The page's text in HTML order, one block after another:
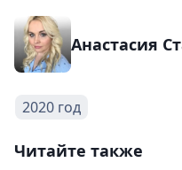
Анастасия
2020 год
Читайте также